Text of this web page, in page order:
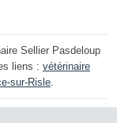
Sellier Pasdeloup
liens : vétérinaire
sur-Risle.